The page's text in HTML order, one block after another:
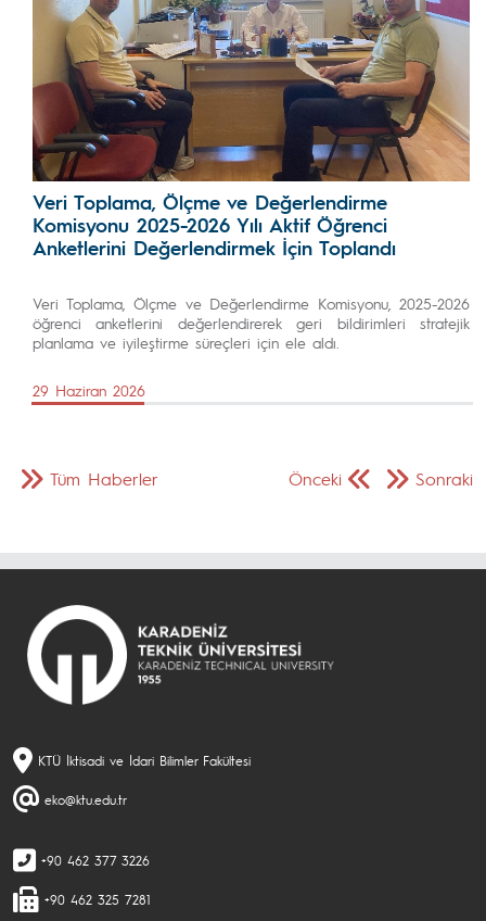
Veri Toplama, Ölçme ve Değerlendirme
Komisyonu 2025-2026 Yılı Aktif Öğrenci
Anketlerini Değerlendirmek İçin Toplandı
Veri Toplama, Ölçme ve Değerlendirme Komisyonu, 2025-2026
öğrenci anketlerini değerlendirerek geri bildirimleri stratejik
planlama ve iyileştirme süreçleri için ele aldı.
29 Haziran 2026
Önceki Sonraki
Tüm Haberler
KTÜ İktisadi ve İdari Bilimler Fakültesi
eko@ktu.edu.tr
+90 462 377 3226
+90 462 325 7281